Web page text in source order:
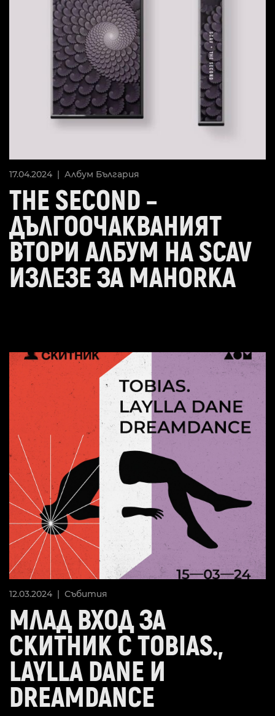
17.04.2024 | Албум България
THE SECOND –
ДЪЛГООЧАКВАНИЯТ
ВТОРИ АЛБУМ НА SCAV
ИЗЛЕЗЕ ЗА MAHORKA
12.03.2024 | Събития
МЛАД ВХОД ЗА
СКИТНИК С TOBIAS.,
LAYLLA DANE И
DREAMDANCE